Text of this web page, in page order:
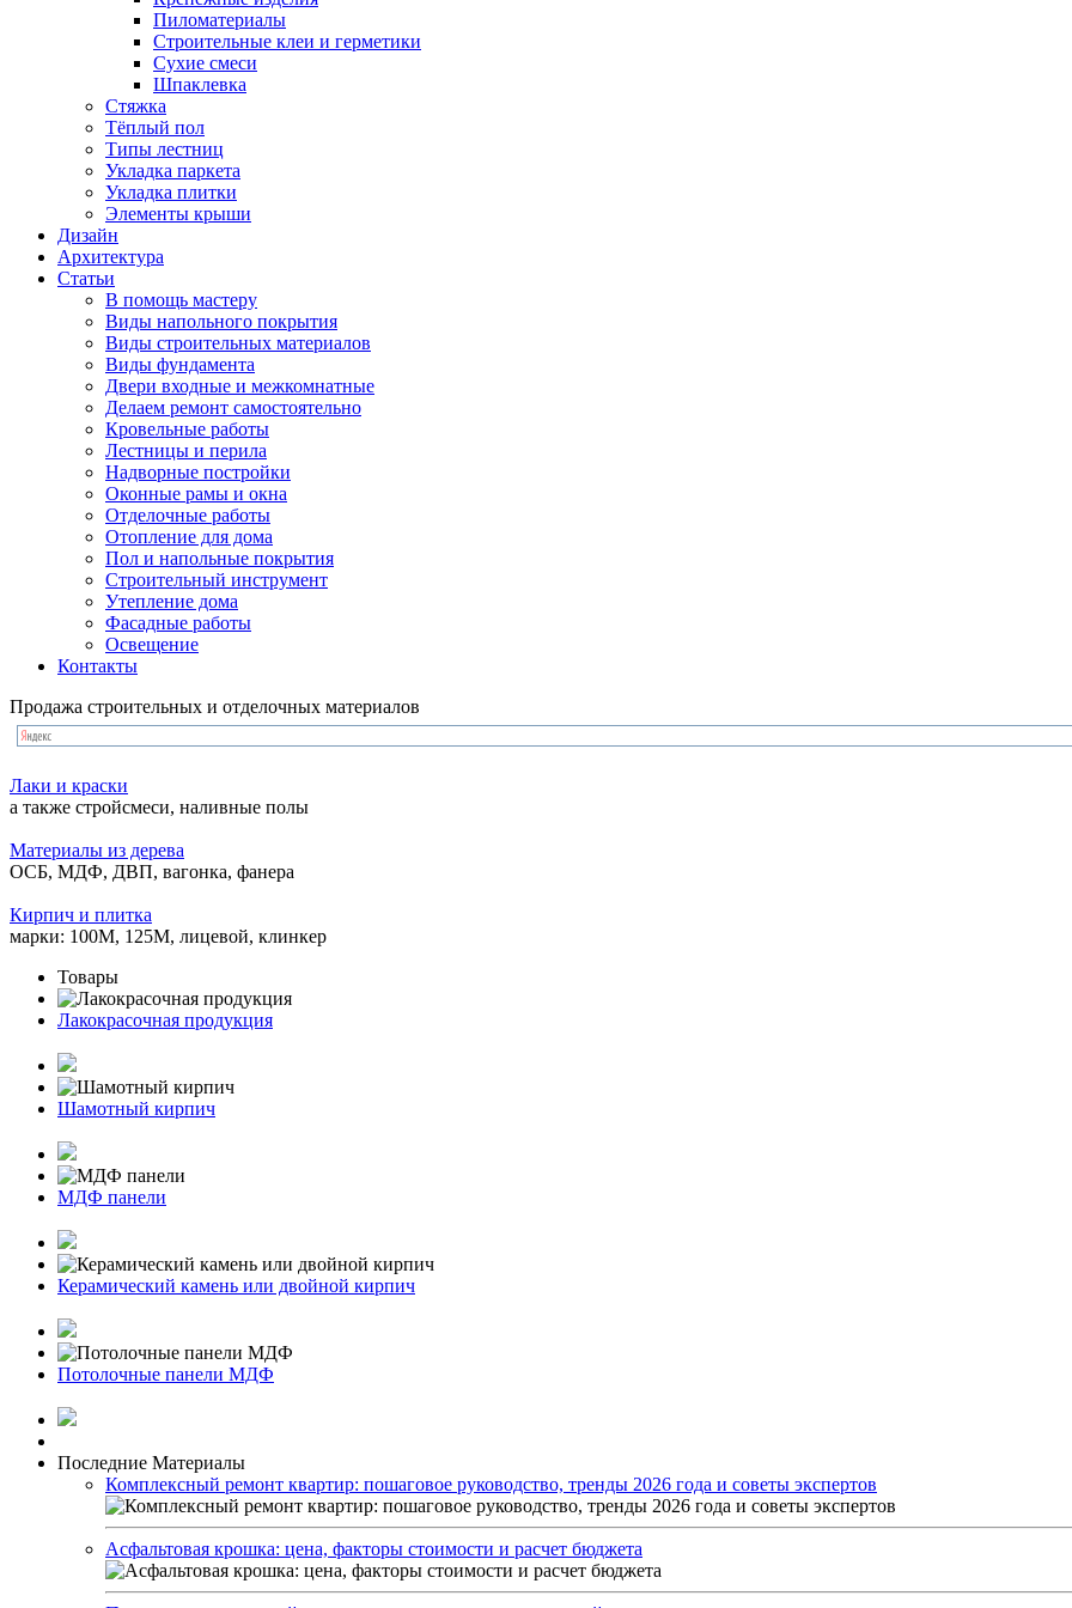
Пиломатериалы
Строительные клеи и герметики
Сухие смеси
Шпаклевка
Стяжка
Тёплый пол
Типы лестниц
Укладка паркета
Укладка плитки
Элементы крыши
Дизайн
Архитектура
Статьи
В помощь мастеру
Виды напольного покрытия
Виды строительных материалов
Виды фундамента
Двери входные и межкомнатные
Делаем ремонт самостоятельно
Кровельные работы
Лестницы и перила
Надворные постройки
Оконные рамы и окна
Отделочные работы
Отопление для дома
Пол и напольные покрытия
Строительный инструмент
Утепление дома
Фасадные работы
Освещение
Контакты
Продажа строительных и отделочных материалов
Лаки и краски
а также стройсмеси, наливные полы
Материалы из дерева
ОСБ, МДФ, ДВП, вагонка, фанера
Кирпич и плитка
марки: 100М, 125М, лицевой, клинкер
Товары
Лакокрасочная продукция
Шамотный кирпич
МДФ панели
Керамический камень или двойной кирпич
Потолочные панели МДФ
Последние Материалы
Комплексный ремонт квартир: пошаговое руководство, тренды 2026 года и советы экспертов
Асфальтовая крошка: цена, факторы стоимости и расчет бюджета